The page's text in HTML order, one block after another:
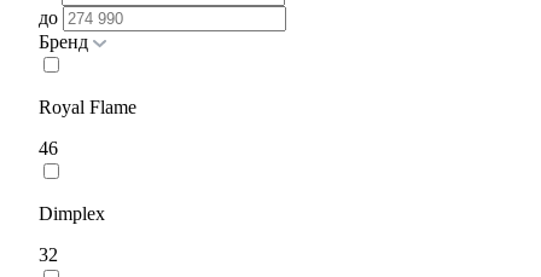
до
Бренд
Royal Flame
46
Dimplex
32